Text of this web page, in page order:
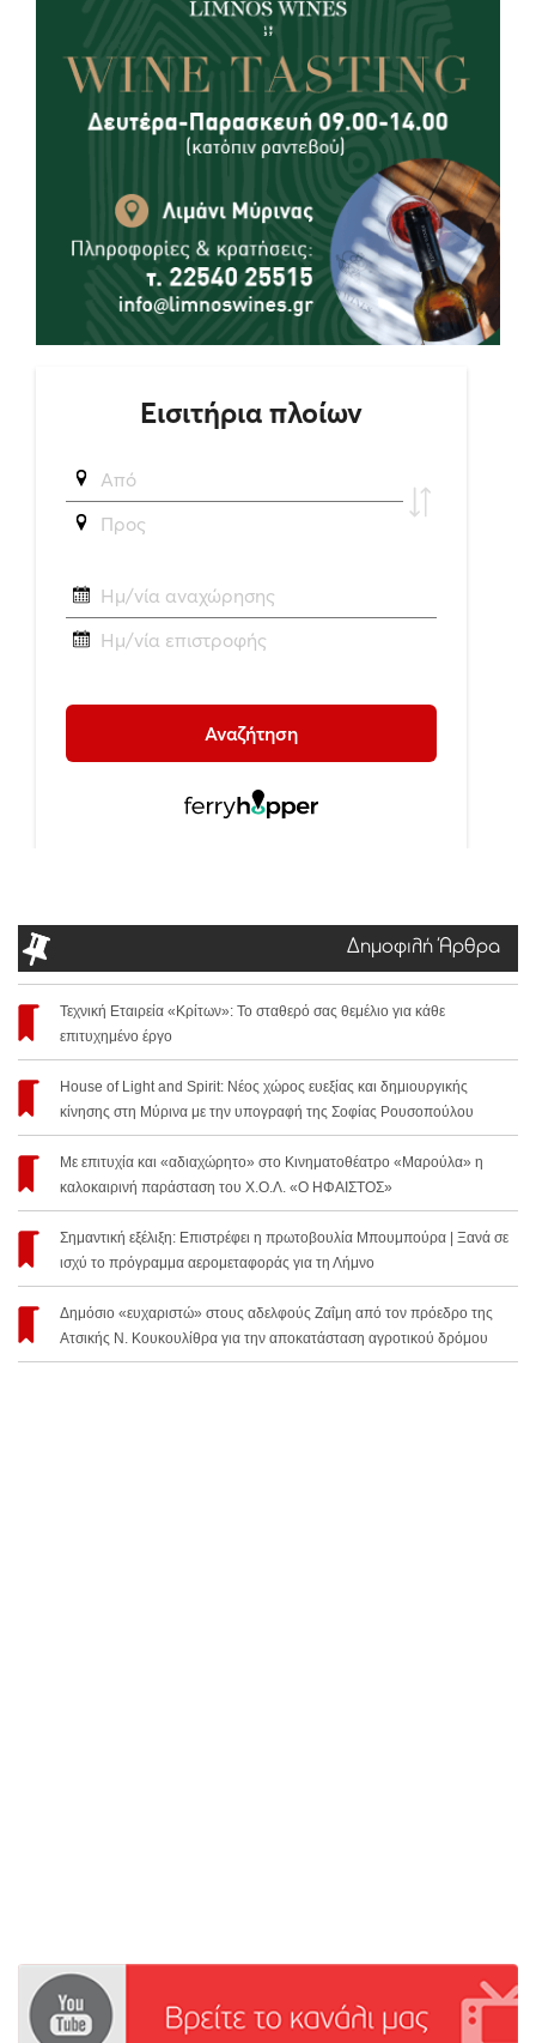
Δημοφιλή Άρθρα
Τεχνική Εταιρεία «Κρίτων»: Το σταθερό σας θεμέλιο για κάθε
επιτυχημένο έργο
House of Light and Spirit: Νέος χώρος ευεξίας και δημιουργικής
κίνησης στη Μύρινα με την υπογραφή της Σοφίας Ρουσοπούλου
Με επιτυχία και «αδιαχώρητο» στο Κινηματοθέατρο «Μαρούλα» η
καλοκαιρινή παράσταση του Χ.Ο.Λ. «Ο ΗΦΑΙΣΤΟΣ»
Σημαντική εξέλιξη: Επιστρέφει η πρωτοβουλία Μπουμπούρα | Ξανά σε
ισχύ το πρόγραμμα αερομεταφοράς για τη Λήμνο
Δημόσιο «ευχαριστώ» στους αδελφούς Ζαΐμη από τον πρόεδρο της
Ατσικής Ν. Κουκουλίθρα για την αποκατάσταση αγροτικού δρόμου